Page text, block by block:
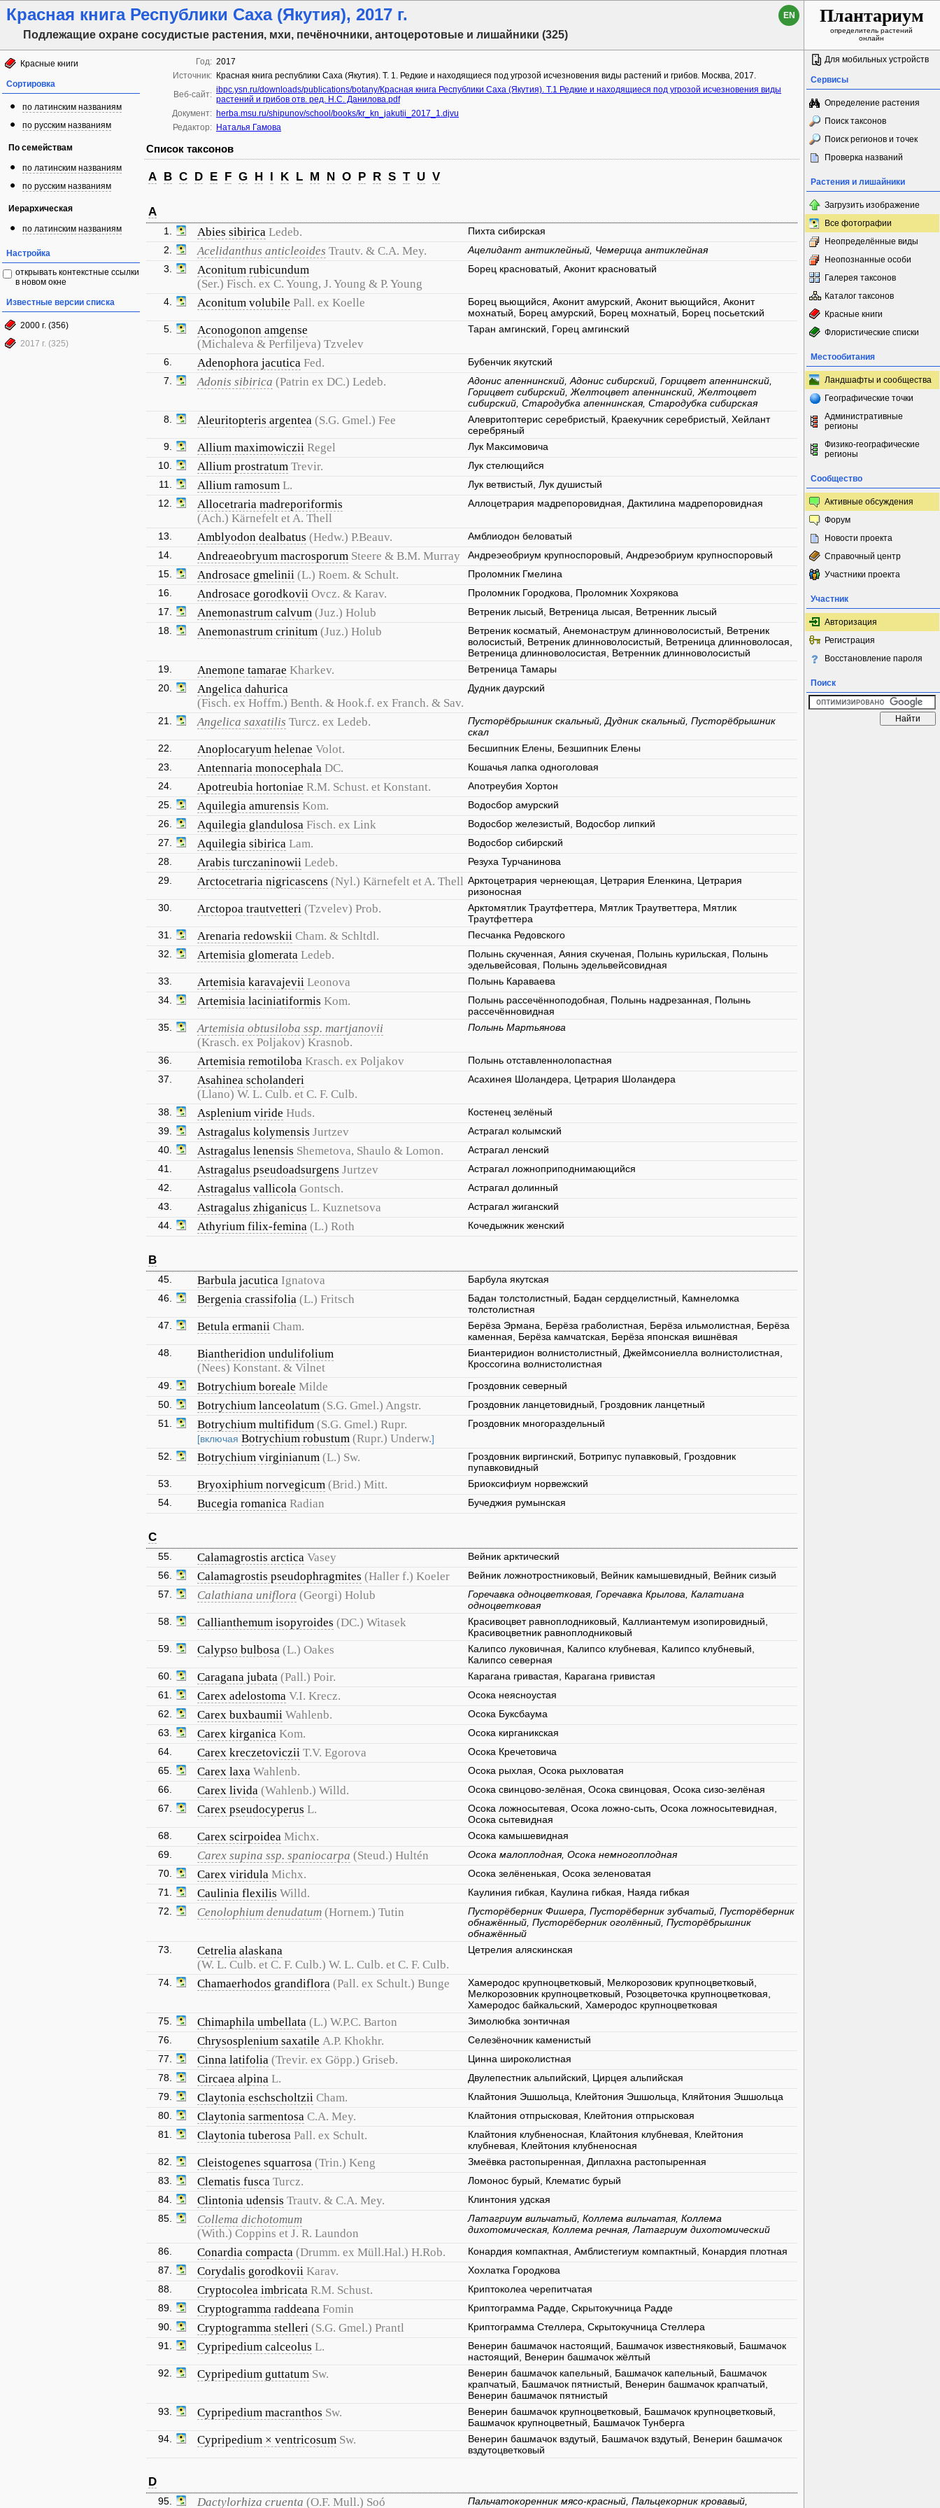
Красная книга Республики Саха (Якутия), 2017 г.
Подлежащие охране сосудистые растения, мхи, печёночники, антоцеротовые и лишайники (325)
EN Плантариум
определитель растений
онлайн
Красные книги
Сортировка
по латинским названиям
по русским названиям
По семействам
по латинским названиям
по русским названиям
Иерархическая
по латинским названиям
Настройка
открывать контекстные ссылки
в новом окне
Известные версии списка
2000 г. (356)
2017 г. (325)
Год: 2017
Источник: Красная книга республики Саха (Якутия). Т. 1. Редкие и находящиеся под угрозой исчезновения виды растений и грибов. Москва, 2017.
Веб-сайт: ibpc.ysn.ru/downloads/publications/botany/Красная книга Республики Саха (Якутия). Т.1 Редкие и находящиеся под угрозой исчезновения виды
растений и грибов отв. ред. Н.С. Данилова.pdf
Документ: herba.msu.ru/shipunov/school/books/kr_kn_jakutii_2017_1.djvu
Редактор: Наталья Гамова
Список таксонов
A B C D E F G H I K L M N O P R S T U V
A
1. Abies sibirica Ledeb.
Пихта сибирская
2.
Acelidanthus anticleoides Trautv. & C.A. Mey.
Ацелидант антиклейный, Чемерица антиклейная
3.
Aconitum rubicundum
(Ser.) Fisch. ex C. Young, J. Young & P. Young
Борец красноватый, Аконит красноватый
4. Aconitum volubile Pall. ex Koelle
Борец вьющийся, Аконит амурский, Аконит вьющийся, Аконит
мохнатый, Борец амурский, Борец мохнатый, Борец посьетский
5.
Aconogonon amgense
(Michaleva & Perfiljeva) Tzvelev
Таран амгинский, Горец амгинский
6. Adenophora jacutica Fed.
Бубенчик якутский
7.
Adonis sibirica (Patrin ex DC.) Ledeb.
Адонис апеннинский, Адонис сибирский, Горицвет апеннинский,
Горицвет сибирский, Желтоцвет апеннинский, Желтоцвет
сибирский, Стародубка апеннинская, Стародубка сибирская
8.
Aleuritopteris argentea (S.G. Gmel.) Fee
Алевритоптерис серебристый, Краекучник серебристый, Хейлант
серебряный
9.
Allium maximowiczii Regel
Лук Максимовича
10.
Allium prostratum Trevir.
Лук стелющийся
11.
Allium ramosum L.
Лук ветвистый, Лук душистый
12.
Allocetraria madreporiformis
(Ach.) Kärnefelt et A. Thell
Аллоцетрария мадрепоровидная, Дактилина мадрепоровидная
13. Amblyodon dealbatus (Hedw.) P.Beauv.
Амблиодон беловатый
14.
Andreaeobryum macrosporum Steere & B.M. Murray
Андреэеобриум крупноспоровый, Андреэобриум крупноспоровый
15.
Androsace gmelinii (L.) Roem. & Schult.
Проломник Гмелина
16.
Androsace gorodkovii Ovcz. & Karav.
Проломник Городкова, Проломник Хохрякова
17.
Anemonastrum calvum (Juz.) Holub
Ветреник лысый, Ветреница лысая, Ветренник лысый
18.
Anemonastrum crinitum (Juz.) Holub
Ветреник косматый, Анемонаструм длинноволосистый, Ветреник
волосистый, Ветреник длинноволосистый, Ветреница длинноволосая,
Ветреница длинноволосистая, Ветренник длинноволосистый
19.
Anemone tamarae Kharkev.
Ветреница Тамары
20.
Angelica dahurica
(Fisch. ex Hoffm.) Benth. & Hook.f. ex Franch. & Sav.
Дудник даурский
21. Angelica saxatilis Turcz. ex Ledeb.
Пусторёбрышник скальный, Дудник скальный, Пусторёбрышник
скал
22.
Anoplocaryum helenae Volot.
Бесшипник Елены, Безшипник Елены
23.
Antennaria monocephala DC.
Кошачья лапка одноголовая
24.
Apotreubia hortoniae R.M. Schust. et Konstant.
Апотреубия Хортон
25.
Aquilegia amurensis Kom.
Водосбор амурский
26.
Aquilegia glandulosa Fisch. ex Link
Водосбор железистый, Водосбор липкий
27.
Aquilegia sibirica Lam.
Водосбор сибирский
28.
Arabis turczaninowii Ledeb.
Резуха Турчанинова
29.
Arctocetraria nigricascens (Nyl.) Kärnefelt et A. Thell Арктоцетрария чернеющая, Цетрария Еленкина, Цетрария
ризоносная
30.
Arctopoa trautvetteri (Tzvelev) Prob.
Арктомятлик Траутфеттера, Мятлик Траутветтера, Мятлик
Траутфеттера
31.
Arenaria redowskii Cham. & Schltdl.
Песчанка Редовского
32.
Artemisia glomerata Ledeb.
Полынь скученная, Аяния скученая, Полынь курильская, Полынь
эдельвейсовая, Полынь эдельвейсовидная
33.
Artemisia karavajevii Leonova
Полынь Караваева
34.
Artemisia laciniatiformis Kom.
Полынь рассечённоподобная, Полынь надрезанная, Полынь
рассечённовидная
35.
Artemisia obtusiloba ssp. martjanovii
(Krasch. ex Poljakov) Krasnob.
Полынь Мартьянова
36. Artemisia remotiloba Krasch. ex Poljakov
Полынь отставленнолопастная
37.
Asahinea scholanderi
(Llano) W. L. Culb. et C. F. Culb.
Асахинея Шоландера, Цетрария Шоландера
38. Asplenium viride Huds.
Костенец зелёный
39.
Astragalus kolymensis Jurtzev
Астрагал колымский
40.
Astragalus lenensis Shemetova, Shaulo & Lomon.
Астрагал ленский
41.
Astragalus pseudoadsurgens Jurtzev
Астрагал ложноприподнимающийся
42.
Astragalus vallicola Gontsch.
Астрагал долинный
43.
Astragalus zhiganicus L. Kuznetsova
Астрагал жиганский
44.
Athyrium filix-femina (L.) Roth Кочедыжник женский
B
45. Barbula jacutica Ignatova
Барбула якутская
46.
Bergenia crassifolia (L.) Fritsch
Бадан толстолистный, Бадан сердцелистный, Камнеломка
толстолистная
47.
Betula ermanii Cham.
Берёза Эрмана, Берёза граболистная, Берёза ильмолистная, Берёза
каменная, Берёза камчатская, Берёза японская вишнёвая
48.
Biantheridion undulifolium
(Nees) Konstant. & Vilnet
Биантеридион волнистолистный, Джеймсониелла волнистолистная,
Кроссогина волнистолистная
49.
Botrychium boreale Milde
Гроздовник северный
50.
Botrychium lanceolatum (S.G. Gmel.) Angstr.
Гроздовник ланцетовидный, Гроздовник ланцетный
51.
Botrychium multifidum (S.G. Gmel.) Rupr.
[включая Botrychium robustum (Rupr.) Underw.]
Гроздовник многораздельный
52. Botrychium virginianum (L.) Sw.
Гроздовник виргинский, Ботрипус пупавковый, Гроздовник
пупавковидный
53.
Bryoxiphium norvegicum (Brid.) Mitt.
Бриоксифиум норвежский
54.
Bucegia romanica Radian Бучеджия румынская
C
55. Calamagrostis arctica Vasey
Вейник арктический
56.
Calamagrostis pseudophragmites (Haller f.) Koeler
Вейник ложнотростниковый, Вейник камышевидный, Вейник сизый
57.
Calathiana uniflora (Georgi) Holub
Горечавка одноцветковая, Горечавка Крылова, Калатиана
одноцветковая
58.
Callianthemum isopyroides (DC.) Witasek
Красивоцвет равноплодниковый, Каллиантемум изопировидный,
Красивоцветник равноплодниковый
59.
Calypso bulbosa (L.) Oakes
Калипсо луковичная, Калипсо клубневая, Калипсо клубневый,
Калипсо северная
60.
Caragana jubata (Pall.) Poir.
Карагана гривастая, Карагана гривистая
61.
Carex adelostoma V.I. Krecz.
Осока неясноустая
62.
Carex buxbaumii Wahlenb.
Осока Буксбаума
63.
Carex kirganica Kom.
Осока кирганикская
64.
Carex kreczetoviczii T.V. Egorova
Осока Кречетовича
65.
Carex laxa Wahlenb.
Осока рыхлая, Осока рыхловатая
66.
Carex livida (Wahlenb.) Willd.
Осока свинцово-зелёная, Осока свинцовая, Осока сизо-зелёная
67.
Carex pseudocyperus L.
Осока ложносытевая, Осока ложно-сыть, Осока ложносытевидная,
Осока сытевидная
68.
Carex scirpoidea Michx.
Осока камышевидная
69.
Carex supina ssp. spaniocarpa (Steud.) Hultén
Осока малоплодная, Осока немногоплодная
70.
Carex viridula Michx.
Осока зелёненькая, Осока зеленоватая
71.
Caulinia flexilis Willd.
Каулиния гибкая, Каулина гибкая, Наяда гибкая
72.
Cenolophium denudatum (Hornem.) Tutin
Пусторёберник Фишера, Пусторёберник зубчатый, Пусторёберник
обнажённый, Пусторёберник оголённый, Пусторёбрышник
обнажённый
73.
Cetrelia alaskana
(W. L. Culb. et C. F. Culb.) W. L. Culb. et C. F. Culb.
Цетрелия аляскинская
74. Chamaerhodos grandiflora (Pall. ex Schult.) Bunge
Хамеродос крупноцветковый, Мелкорозовик крупноцветковый,
Мелкорозовник крупноцветковый, Розоцветочка крупноцветковая,
Хамеродос байкальский, Хамеродос крупноцветковая
75.
Chimaphila umbellata (L.) W.P.C. Barton
Зимолюбка зонтичная
76.
Chrysosplenium saxatile A.P. Khokhr.
Селезёночник каменистый
77.
Cinna latifolia (Trevir. ex Göpp.) Griseb.
Цинна широколистная
78.
Circaea alpina L.
Двулепестник альпийский, Цирцея альпийская
79.
Claytonia eschscholtzii Cham.
Клайтония Эшшольца, Клейтония Эшшольца, Кляйтония Эшшольца
80.
Claytonia sarmentosa C.A. Mey.
Клайтония отпрысковая, Клейтония отпрысковая
81.
Claytonia tuberosa Pall. ex Schult.
Клайтония клубненосная, Клайтония клубневая, Клейтония
клубневая, Клейтония клубненосная
82.
Cleistogenes squarrosa (Trin.) Keng
Змеёвка растопыренная, Диплахна растопыренная
83.
Clematis fusca Turcz.
Ломонос бурый, Клематис бурый
84.
Clintonia udensis Trautv. & C.A. Mey.
Клинтония удская
85.
Collema dichotomum
(With.) Coppins et J. R. Laundon
Латагриум вильчатый, Коллема вильчатая, Коллема
дихотомическая, Коллема речная, Латагриум дихотомический
86.
Conardia compacta (Drumm. ex Müll.Hal.) H.Rob.
Конардия компактная, Амблистегиум компактный, Конардия плотная
87.
Corydalis gorodkovii Karav.
Хохлатка Городкова
88.
Cryptocolea imbricata R.M. Schust.
Криптоколеа черепитчатая
89.
Cryptogramma raddeana Fomin
Криптограмма Радде, Скрытокучница Радде
90.
Cryptogramma stelleri (S.G. Gmel.) Prantl
Криптограмма Стеллера, Скрытокучница Стеллера
91.
Cypripedium calceolus L.
Венерин башмачок настоящий, Башмачок известняковый, Башмачок
настоящий, Венерин башмачок жёлтый
92.
Cypripedium guttatum Sw.
Венерин башмачок капельный, Башмачок капельный, Башмачок
крапчатый, Башмачок пятнистый, Венерин башмачок крапчатый,
Венерин башмачок пятнистый
93.
Cypripedium macranthos Sw.
Венерин башмачок крупноцветковый, Башмачок крупноцветковый,
Башмачок крупноцветный, Башмачок Тунберга
94.
Cypripedium × ventricosum Sw.
Венерин башмачок вздутый, Башмачок вздутый, Венерин башмачок
вздутоцветковый
D
95. Dactylorhiza cruenta (O.F. Mull.) Soó
Пальчатокоренник мясо-красный, Пальцекорник кровавый,
Для мобильных устройств
Сервисы
Определение растения
Поиск таксонов
Поиск регионов и точек
Проверка названий
Растения и лишайники
Загрузить изображение
Все фотографии
Неопределённые виды
Неопознанные особи
Галерея таксонов
Каталог таксонов
Красные книги
Флористические списки
Местообитания
Ландшафты и сообщества
Географические точки
Административные
регионы
Физико-географические
регионы
Сообщество
Активные обсуждения
Форум
Новости проекта
Справочный центр
Участники проекта
Участник
Авторизация
Регистрация
Восстановление пароля
Поиск